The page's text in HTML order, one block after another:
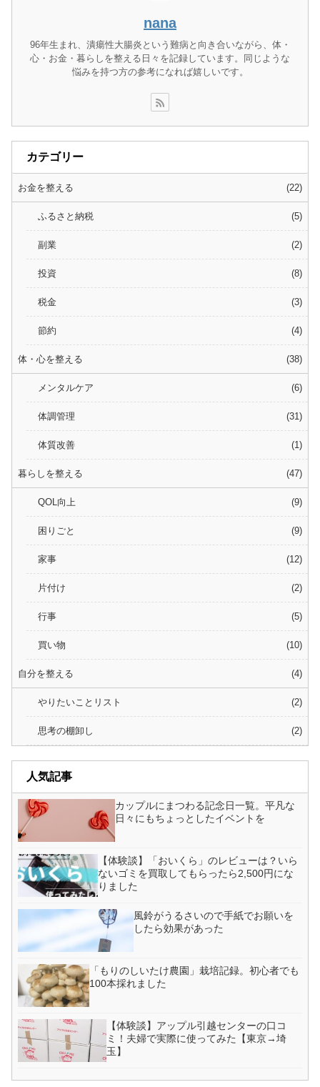
nana
96年生まれ、潰瘍性大腸炎という難病と向き合いながら、体・
心・お金・暮らしを整える日々を記録しています。同じような
悩みを持つ方の参考になれば嬉しいです。
カテゴリー
お金を整える 22
ふるさと納税 5
副業 2
投資 8
税金 3
節約 4
体・心を整える 38
メンタルケア 6
体調管理 31
体質改善 1
暮らしを整える 47
QOL向上 9
困りごと 9
家事 12
片付け 2
行事 5
買い物 10
自分を整える 4
やりたいことリスト 2
思考の棚卸し 2
人気記事
カップルにまつわる記念日一覧。平凡な
日々にもちょっとしたイベントを
【体験談】「おいくら」のレビューは？いら
ないゴミを買取してもらったら2,500円にな
りました
風鈴がうるさいので手紙でお願いを
したら効果があった
「もりのしいたけ農園」栽培記録。初心者でも
100本採れました
【体験談】アップル引越センターの口コ
ミ！夫婦で実際に使ってみた【東京→埼
玉】